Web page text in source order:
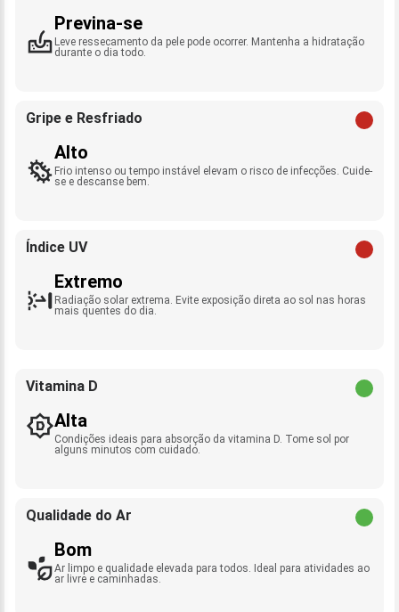
Previna-se
Leve ressecamento da pele pode ocorrer. Mantenha a hidratação
durante o dia todo.
Gripe e Resfriado
Alto
Frio intenso ou tempo instável elevam o risco de infecções. Cuide-
se e descanse bem.
Índice UV
Extremo
Radiação solar extrema. Evite exposição direta ao sol nas horas
mais quentes do dia.
Vitamina D
Alta
Condições ideais para absorção da vitamina D. Tome sol por
alguns minutos com cuidado.
Qualidade do Ar
Bom
Ar limpo e qualidade elevada para todos. Ideal para atividades ao
ar livre e caminhadas.